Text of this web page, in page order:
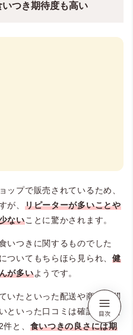
つき期待度も高い
ップで販売されているため、
が、 リピーターが多いことや
ないことに驚かされます。
いつきに関するものでした
ついてもちらほら見られ、 健
が多いようです。
いたといった配送や商品に関
といった口コミは確認できた
と、 食いつきの良さには期